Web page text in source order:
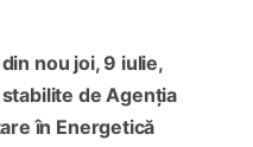
nou joi, 9 iulie,
de Agenția
în Energetică